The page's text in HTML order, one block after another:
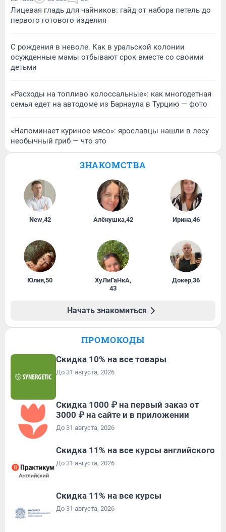
Лицевая гладь для чайников: гайд от набора петель до
первого готового изделия
С рождения в неволе. Как в уральской колонии
осужденные мамы отбывают срок вместе со своими
детьми
«Расходы на топливо колоссальные»: как многодетная
семья едет на автодоме из Барнаула в Турцию — фото
«Напоминает куриное мясо»: ярославцы нашли в лесу
необычный гриб — что это
ЗНАКОМСТВА
New,42 Алёнушка,42 Ирина,46
Юлия,50 ХуЛиГаНкА,
43
Докер,36
Начать знакомиться
ПРОМОКОДЫ
Скидка 10% на все товары
До 31 августа, 2026
Скидка 1000 ₽ на первый заказ от
3000 ₽ на сайте и в приложении
До 31 августа, 2026
Скидка 11% на все курсы английского
До 31 августа, 2026
Скидка 11% на все курсы
До 31 августа, 2026